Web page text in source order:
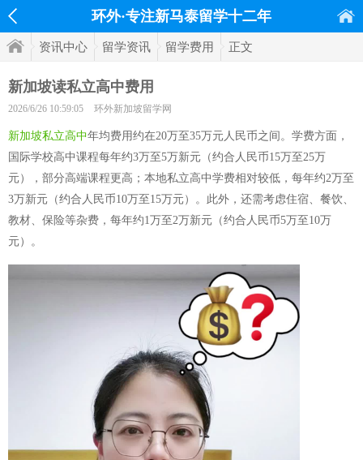
环外·专注新马泰留学十二年
资讯中心 留学资讯 留学费用 正文
新加坡读私立高中费用
2026/6/26 10:59:05 环外新加坡留学网
新加坡私立高中年均费用约在20万至35万元人民币之间。学费方面，
国际学校高中课程每年约3万至5万新元（约合人民币15万至25万
元），部分高端课程更高；本地私立高中学费相对较低，每年约2万至
3万新元（约合人民币10万至15万元）。此外，还需考虑住宿、餐饮、
教材、保险等杂费，每年约1万至2万新元（约合人民币5万至10万
元）。